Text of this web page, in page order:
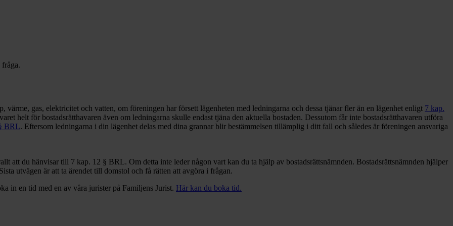
gas, elektricitet och vatten, om föreningen har försett lägenheten med ledningarna och dessa tjänar fler än en lägenhet enligt 7 kap.
helt för bostadsrätthavaren även om ledningarna skulle endast tjäna den aktuella bostaden. Dessutom får inte bostadsrätthavaren utföra
BRL. Eftersom ledningarna i din lägenhet delas med dina grannar blir bestämmelsen tillämplig i ditt fall och således är föreningen ansvariga
att du hänvisar till 7 kap. 12 § BRL. Om detta inte leder någon vart kan du ta hjälp av bostadsrättsnämnden. Bostadsrättsnämnden hjälper
utvägen är att ta ärendet till domstol och få rätten att avgöra i frågan.
in en tid med en av våra jurister på Familjens Jurist. Här kan du boka tid.